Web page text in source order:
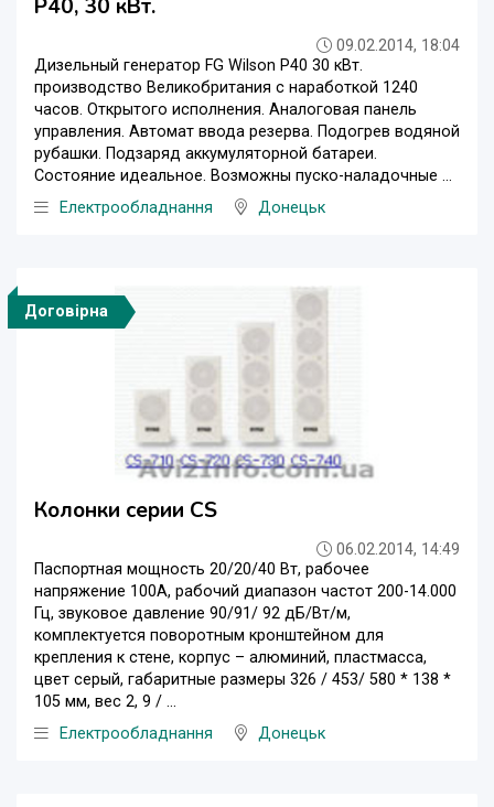
Р40, 30 кВт.
09.02.2014, 18:04
Дизельный генератор FG Wilson P40 30 кВт.
производство Великобритания с наработкой 1240
часов. Открытого исполнения. Аналоговая панель
управления. Автомат ввода резерва. Подогрев водяной
рубашки. Подзаряд аккумуляторной батареи.
Состояние идеальное. Возможны пуско-наладочные ...
Електрообладнання
Донецьк
Договірна
Колонки серии CS
06.02.2014, 14:49
Паспортная мощность 20/20/40 Вт, рабочее
напряжение 100А, рабочий диапазон частот 200-14.000
Гц, звуковое давление 90/91/ 92 дБ/Вт/м,
комплектуется поворотным кронштейном для
крепления к стене, корпус – алюминий, пластмасса,
цвет серый, габаритные размеры 326 / 453/ 580 * 138 *
105 мм, вес 2, 9 / ...
Електрообладнання
Донецьк